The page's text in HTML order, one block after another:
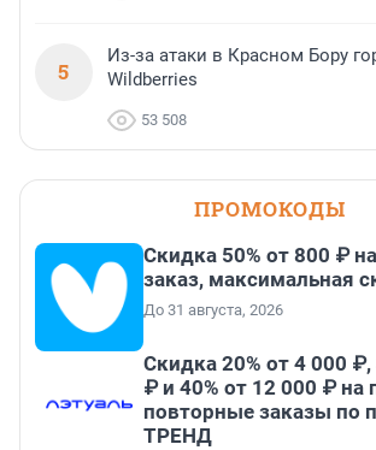
5
Из-за атаки в Красном Бору
Wildberries
53 508
ПРОМОКОДЫ
Скидка 50% от 800 ₽
заказ, максимальная
До 31 августа, 2026
Скидка 20% от 4 000 ₽,
₽ и 40% от 12 000 ₽ на
повторные заказы по
ТРЕНД